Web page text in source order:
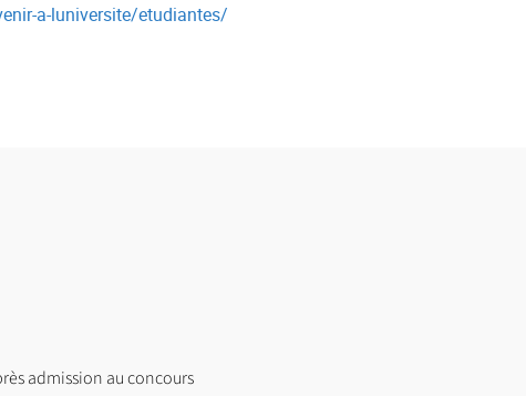
a-luniversite/etudiantes/
admission au concours